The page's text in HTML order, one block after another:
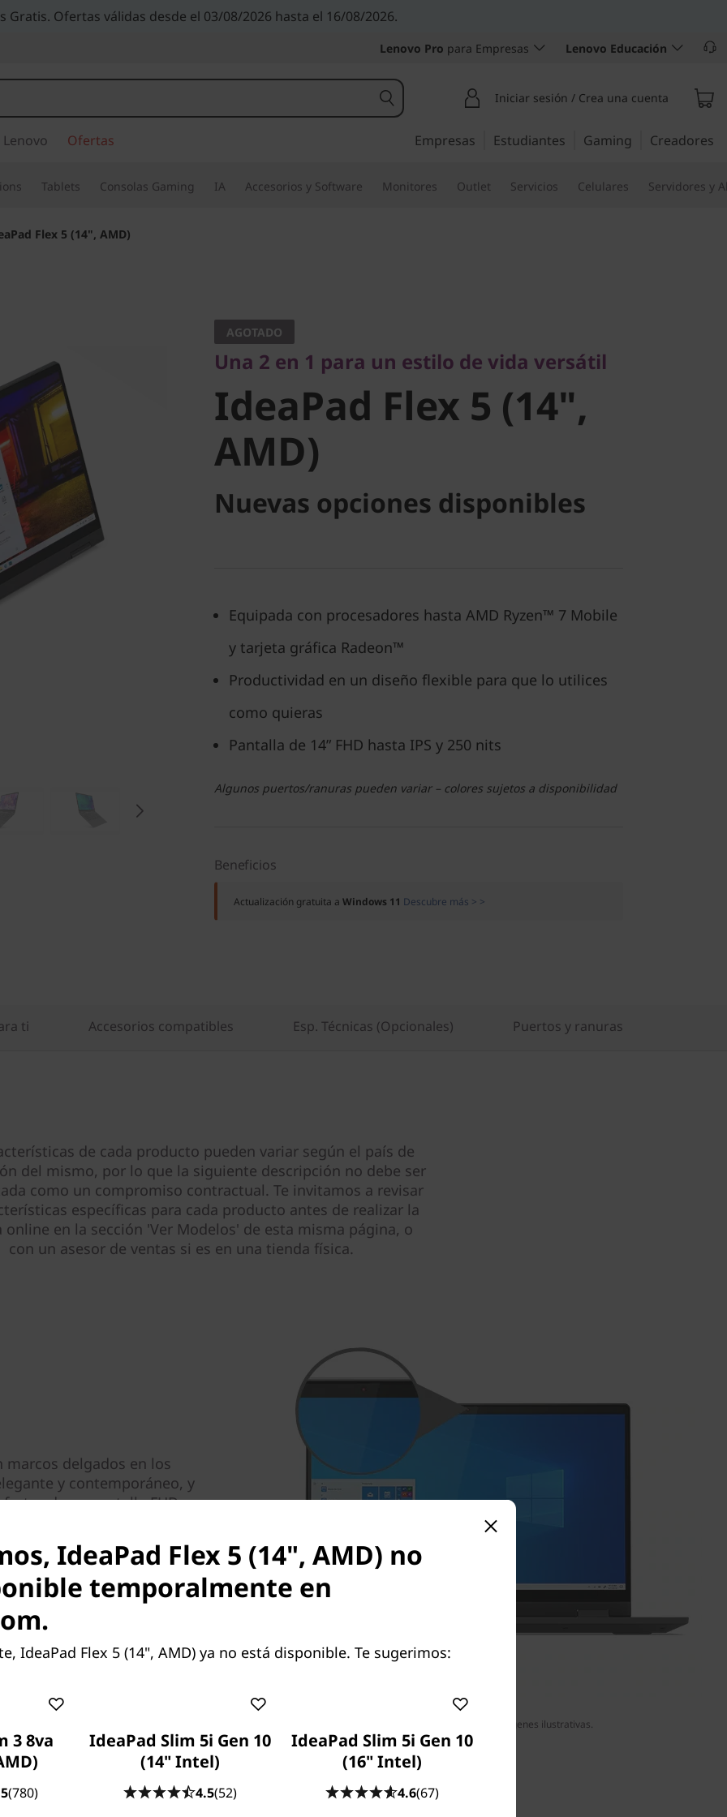
Gratis. Ofertas válidas desde el 03/08/2026 hasta el 16/08/2026.
Lenovo Pro para Empresas Lenovo Educación
Iniciar sesión / Crea una cuenta
Ofertas Empresas Estudiantes Gaming Creadores
Tablets Consolas Gaming IA Accesorios y Software Monitores Outlet Servicios Celulares Servidores y
Flex 5 (14", AMD)
IdeaPad Flex 5 (14",
AMD)
AGOTADO
Una 2 en 1 para un estilo de vida versátil
IdeaPad Flex 5 (14",
AMD)
Nuevas opciones disponibles
Equipada con procesadores hasta AMD Ryzen™ 7 Mobile
y tarjeta gráfica Radeon™
Productividad en un diseño flexible para que lo utilices
como quieras
Pantalla de 14” FHD hasta IPS y 250 nits
Algunos puertos/ranuras pueden variar – colores sujetos a disponibilidad
Beneficios
Actualización gratuita a Windows 11 Descubre más > >
ti Accesorios compatibles Esp. Técnicas (Opcionales) Puertos y ranuras
de cada producto pueden variar según el país de
del mismo, por lo que la siguiente descripción no debe ser
como un compromiso contractual. Te invitamos a revisar
específicas para cada producto antes de realizar la
online en la sección 'Ver Modelos' de esta misma página, o
con un asesor de ventas si es en una tienda física.
Colores sujetos a disponibilidad – imágenes ilustrativas.
marcos delgados en los
y contemporáneo, y
de su pantalla FHD.
través de la cámara web
5 (14'', AMD) te ofrece
podrás cerrar para
cuando no la utilices.
IdeaPad Flex 5 (14", AMD) no
temporalmente en
IdeaPad Flex 5 (14", AMD) ya no está disponible. Te sugerimos:
3 8va
(780)
IdeaPad Slim 5i Gen 10
(14" Intel)
4.5(52)
IdeaPad Slim 5i Gen 10
(16" Intel)
4.6(67)